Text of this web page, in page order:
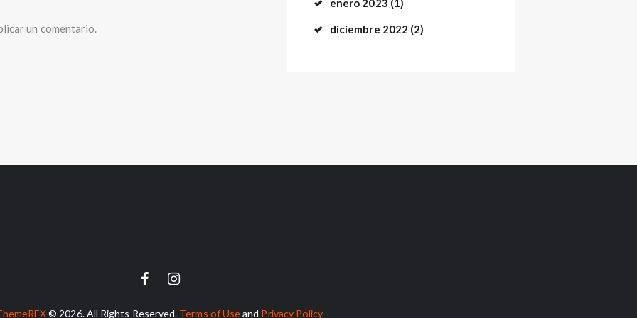
un comentario.
enero 2023 (1)
diciembre 2022 (2)
© 2026. All Rights Reserved. Terms of Useand Privacy Policy